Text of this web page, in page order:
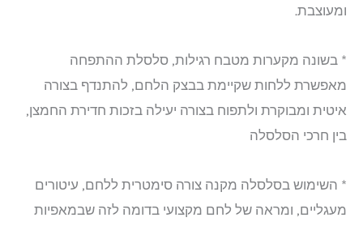
ומעוצבת.
* בשונה מקערות מטבח רגילות, סלסלת ההתפחה
מאפשרת ללחות שקיימת בבצק הלחם, להתנדף בצורה
איטית ומבוקרת ולתפוח בצורה יעילה בזכות חדירת החמצן,
בין חרכי הסלסלה
* השימוש בסלסלה מקנה צורה סימטרית ללחם, עיטורים
מעגליים, ומראה של לחם מקצועי בדומה לזה שבמאפיות